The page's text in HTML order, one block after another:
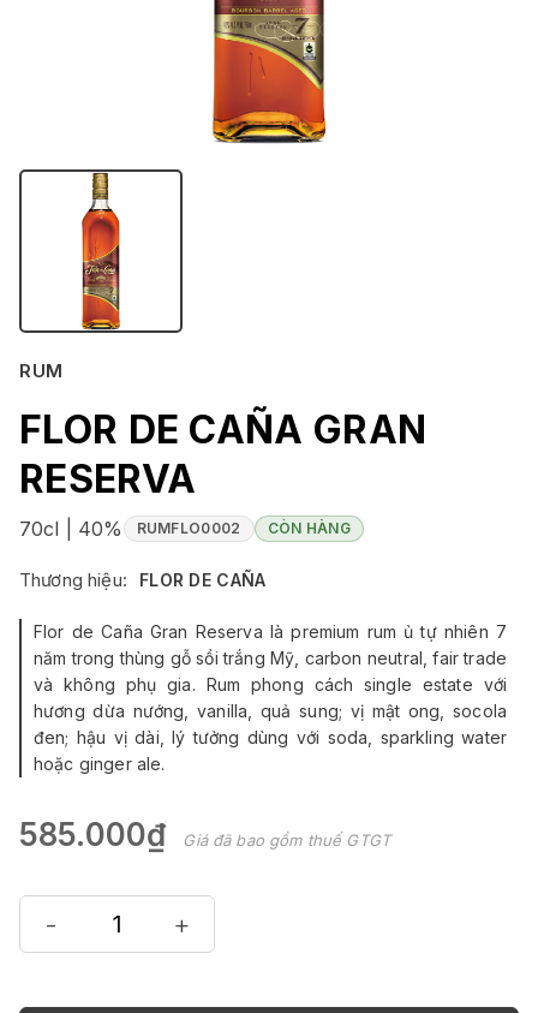
RUM
FLOR DE CAÑA GRAN
RESERVA
70cl | 40% RUMFLO0002 CÒN HÀNG
Thương hiệu: FLOR DE CAÑA
Flor de Caña Gran Reserva là premium rum ủ tự nhiên 7
năm trong thùng gỗ sồi trắng Mỹ, carbon neutral, fair trade
và không phụ gia. Rum phong cách single estate với
hương dừa nướng, vanilla, quả sung; vị mật ong, socola
đen; hậu vị dài, lý tưởng dùng với soda, sparkling water
hoặc ginger ale.
585.000₫ Giá đã bao gồm thuế GTGT
- +